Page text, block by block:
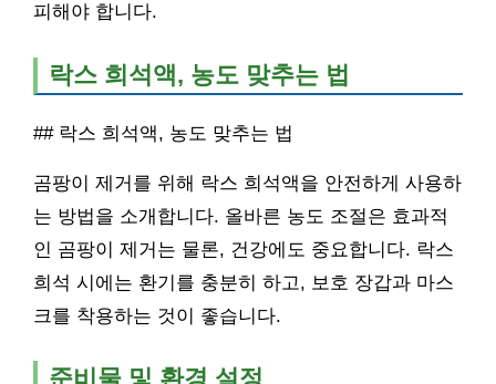
피해야 합니다.
락스 희석액, 농도 맞추는 법
## 락스 희석액, 농도 맞추는 법
곰팡이 제거를 위해 락스 희석액을 안전하게 사용하
는 방법을 소개합니다. 올바른 농도 조절은 효과적
인 곰팡이 제거는 물론, 건강에도 중요합니다. 락스
희석 시에는 환기를 충분히 하고, 보호 장갑과 마스
크를 착용하는 것이 좋습니다.
준비물 및 환경 설정